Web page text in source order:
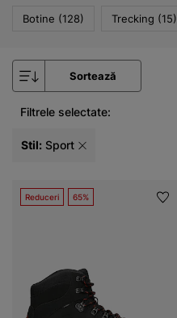
Botine (128) Trecking (15)
Sortează
Filtrele selectate:
Stil: Sport
Reduceri 65%